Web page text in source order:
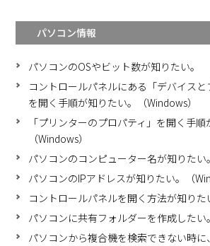
パソコン情報
パソコンのOSやビット数が知りたい。
コントロールパネルにある「デバイスと
を開く手順が知りたい。（Windows）
「プリンターのプロパティ」を開く手順
（Windows）
パソコンのコンピューター名が知りたい
パソコンのIPアドレスが知りたい。（
コントロールパネルを開く方法が知りた
パソコンに共有フォルダーを作成したい
パソコンから複合機を検索できない時